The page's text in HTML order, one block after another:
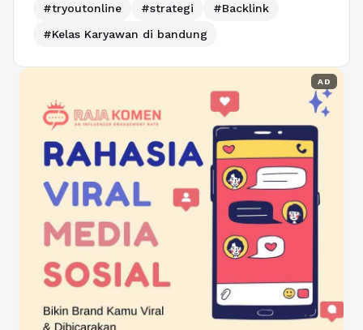
#tryoutonline
#strategi
#Backlink
#Kelas Karyawan di bandung
AD